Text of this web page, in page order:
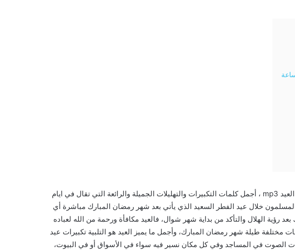
تكبيرات عيد الفطر 2021 , تحميل تكبيرات العيد mp3 ، أجمل كلمات التكبيرات والتهليلات الجميلة والرائعة التي تقال في ايام
المسلمون خلال عيد الفطر السعيد الذي يأتي بعد شهر رمضان المبارك مباشرة أي
الهلال والتأكد من بداية شهر شوال، فالعيد مكافأة ورحمة من الله لعباده
طيلة شهر رمضان المبارك، وأجمل ما يميز العيد هو التلبية تكبيرات عيد
تصدح عبر مكبرات الصوت في المساجد وفي كل مكان نسير فيه سواء في الأسواق أو في البيوت،